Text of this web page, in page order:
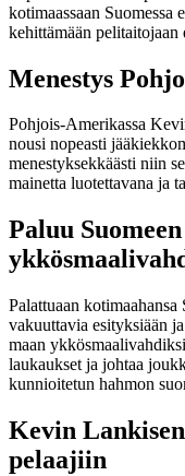
kotimaassaan
kehittämään pelitaitojaan
Menestys
Pohjois-Amerikassa
nousi nopeasti
menestyksekkäästi niin
mainetta luotettavana ja
Paluu
Palattuaan
vakuuttavia esityksiään
maan
laukaukset ja johtaa
kunnioitetun hahmon
Kevin
pelaajiin